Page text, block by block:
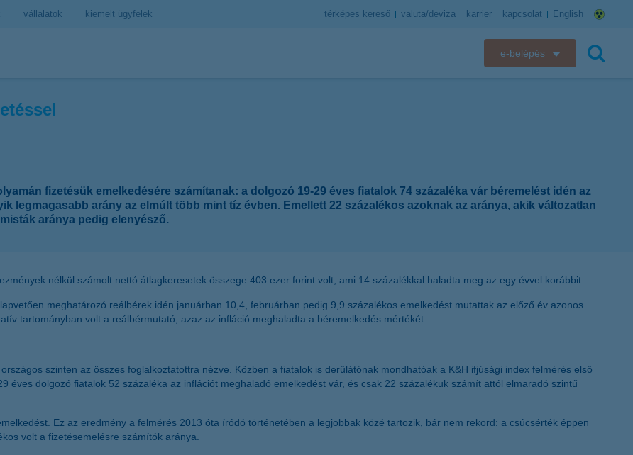
vállalatok kiemelt ügyfelek térképes kereső valuta/deviza karrier kapcsolat English
e-belépés
K&H web Electra
fizetésük emelkedésére számítanak: a dolgozó 19-29 éves fiatalok 74 százaléka vár béremelést idén az
legmagasabb arány az elmúlt több mint tíz évben. Emellett 22 százalékos azoknak az aránya, akik változatlan
aránya pedig elenyésző.
nélkül számolt nettó átlagkeresetek összege 403 ezer forint volt, ami 14 százalékkal haladta meg az egy évvel korábbit.
meghatározó reálbérek idén januárban 10,4, februárban pedig 9,9 százalékos emelkedést mutattak az előző év azonos
tartományban volt a reálbérmutató, azaz az infláció meghaladta a béremelkedés mértékét.
szinten az összes foglalkoztatottra nézve. Közben a fiatalok is derűlátónak mondhatóak a K&H ifjúsági index felmérés első
éves dolgozó fiatalok 52 százaléka az inflációt meghaladó emelkedést vár, és csak 22 százalékuk számít attól elmaradó szintű
Ez az eredmény a felmérés 2013 óta íródó történetében a legjobbak közé tartozik, bár nem rekord: a csúcsérték éppen
volt a fizetésemelésre számítók aránya.